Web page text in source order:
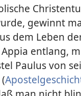
gewinnt
dem Leben
Appia entlang,
Paulus von